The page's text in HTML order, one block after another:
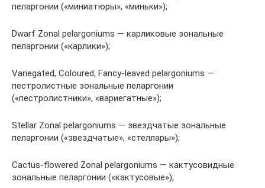
пеларгонии («миниатюры», «миньки»);
Dwarf Zonal pelargoniums — карликовые зональные
пеларгонии («карлики»);
Variegated, Coloured, Fancy-leaved pelargoniums —
пестролистные зональные пеларгонии
(«пестролистники», «вариегатные»);
Stellar Zonal pelargoniums — звездчатые зональные
пеларгонии («звездчатые», «стеллары»);
Cactus-flowered Zonal pelargoniums — кактусовидные
зональные пеларгонии («кактусовые»);